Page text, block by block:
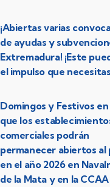
¡Abiertas varias
de ayudas y
Extremadura! ¡Este
el impulso que
Domingos y Festivos en
que los
comerciales podrán
permanecer abiertos al
en el año 2026 en
de la Mata y en la